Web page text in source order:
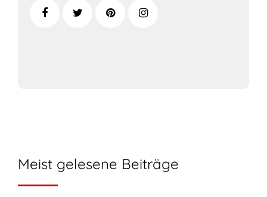
Meist gelesene Beiträge